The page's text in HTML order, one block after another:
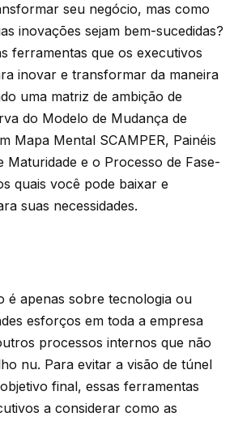
seu negócio, mas como
inovações sejam bem-sucedidas?
ferramentas que os executivos
inovar e transformar da maneira
uma matriz de ambição de
do Modelo de Mudança de
Mapa Mental SCAMPER, Painéis
Maturidade e o Processo de Fase-
quais você pode baixar e
suas necessidades.
é apenas sobre tecnologia ou
esforços em toda a empresa
processos internos que não
nu. Para evitar a visão de túnel
final, essas ferramentas
a considerar como as